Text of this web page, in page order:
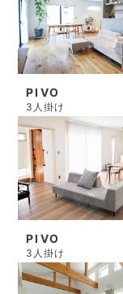
PIVO
3人掛け
PIVO
3人掛け